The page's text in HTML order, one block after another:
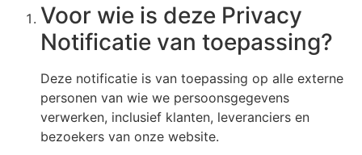
Voor wie is deze Privacy
Notificatie van toepassing?
Deze notificatie is van toepassing op alle externe
personen van wie we persoonsgegevens
verwerken, inclusief klanten, leveranciers en
bezoekers van onze website.